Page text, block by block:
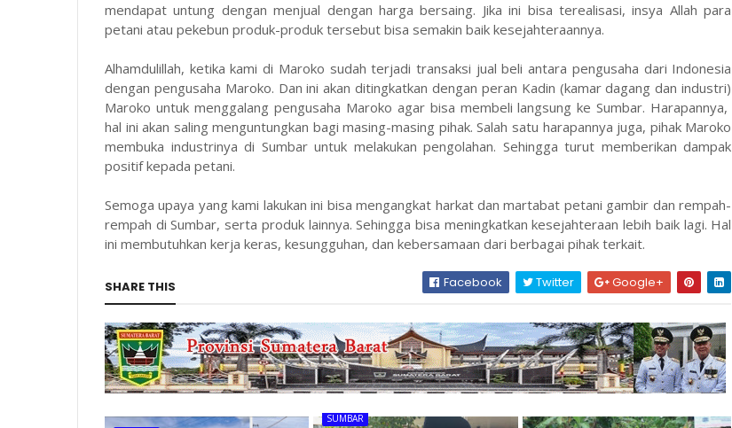
mendapat untung dengan menjual dengan harga bersaing. Jika ini bisa terealisasi, insya Allah para
petani atau pekebun produk-produk tersebut bisa semakin baik kesejahteraannya.
Alhamdulillah, ketika kami di Maroko sudah terjadi transaksi jual beli antara pengusaha dari Indonesia
dengan pengusaha Maroko. Dan ini akan ditingkatkan dengan peran Kadin (kamar dagang dan industri)
Maroko untuk menggalang pengusaha Maroko agar bisa membeli langsung ke Sumbar. Harapannya,
hal ini akan saling menguntungkan bagi masing-masing pihak. Salah satu harapannya juga, pihak Maroko
membuka industrinya di Sumbar untuk melakukan pengolahan. Sehingga turut memberikan dampak
positif kepada petani.
Semoga upaya yang kami lakukan ini bisa mengangkat harkat dan martabat petani gambir dan rempah-
rempah di Sumbar, serta produk lainnya. Sehingga bisa meningkatkan kesejahteraan lebih baik lagi. Hal
ini membutuhkan kerja keras, kesungguhan, dan kebersamaan dari berbagai pihak terkait.
SHARE THIS Facebook Twitter Google+
SUMBAR